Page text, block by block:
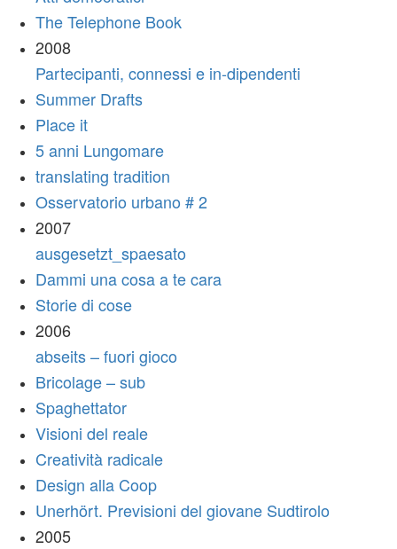
The Telephone Book
2008
Partecipanti, connessi e in-dipendenti
Summer Drafts
Place it
5 anni Lungomare
translating tradition
Osservatorio urbano # 2
2007
ausgesetzt_spaesato
Dammi una cosa a te cara
Storie di cose
2006
abseits – fuori gioco
Bricolage – sub
Spaghettator
Visioni del reale
Creatività radicale
Design alla Coop
Unerhört. Previsioni del giovane Sudtirolo
2005